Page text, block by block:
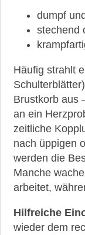
dumpf
stechend
Häufig strahlt
Brustkorb aus
an ein
zeitliche
nach üppigen
werden die
Manche
arbeitet,
Hilfreiche
wieder dem